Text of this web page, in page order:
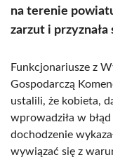
na terenie
zarzut i
Funkcjonariusze z
Gospodarczą
ustalili, że kobieta,
wprowadziła w
dochodzenie
wywiązać się z